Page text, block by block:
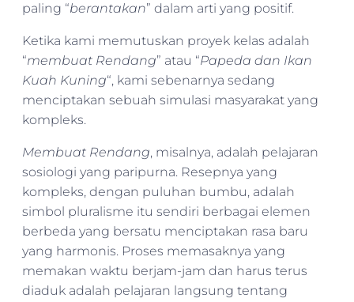
paling “berantakan” dalam arti yang positif.
Ketika kami memutuskan proyek kelas adalah
“membuat Rendang” atau “Papeda dan Ikan
Kuah Kuning“, kami sebenarnya sedang
menciptakan sebuah simulasi masyarakat yang
kompleks.
Membuat Rendang, misalnya, adalah pelajaran
sosiologi yang paripurna. Resepnya yang
kompleks, dengan puluhan bumbu, adalah
simbol pluralisme itu sendiri berbagai elemen
berbeda yang bersatu menciptakan rasa baru
yang harmonis. Proses memasaknya yang
memakan waktu berjam-jam dan harus terus
diaduk adalah pelajaran langsung tentang